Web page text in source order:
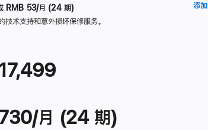
RMB 53/月 (24 期)
术支持和意外损坏保修服务。
添加
月 (24 期)